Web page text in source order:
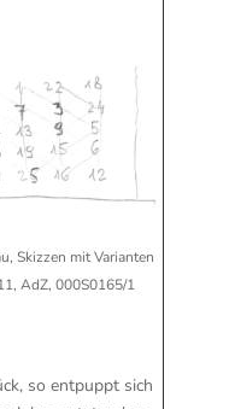
Skizzen mit Varianten
AdZ, 000S0165/1
so entpuppt sich